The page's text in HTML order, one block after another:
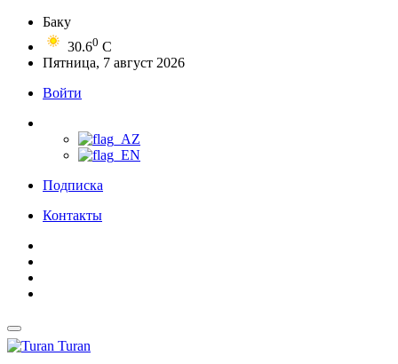
Баку
30.60 C
Пятница, 7 август 2026
Войти
Подписка
Контакты
Turan